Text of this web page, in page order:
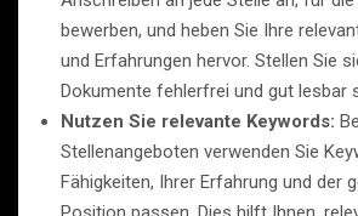
bewerben, und heben Sie Ihre
und Erfahrungen hervor. Stellen Sie
Dokumente fehlerfrei und gut lesbar
Nutzen Sie relevante Keywords:
Stellenangeboten verwenden Sie
Fähigkeiten, Ihrer Erfahrung und der